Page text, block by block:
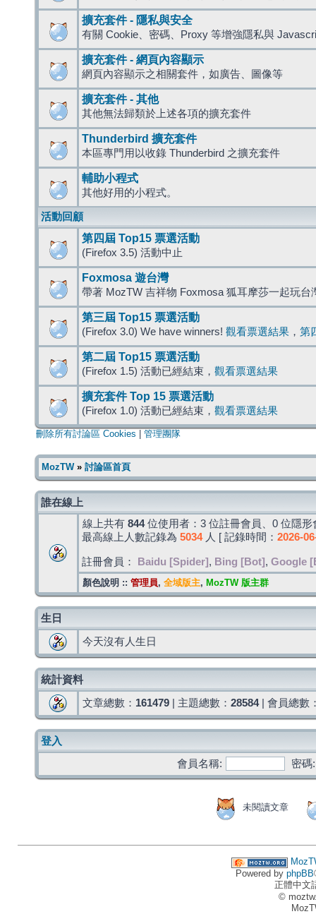
擴充套件 - 隱私與安全
有關 Cookie、密碼、Proxy 等增強隱私與
擴充套件 - 網頁內容顯示
網頁內容顯示之相關套件，如廣告、圖像等
擴充套件 - 其他
其他無法歸類於上述各項的擴充套件
Thunderbird 擴充套件
本區專門用以收錄 Thunderbird 之擴充套件
輔助小程式
其他好用的小程式。
活動回顧
第四屆 Top15 票選活動
(Firefox 3.5) 活動中止
Foxmosa 遊台灣
帶著 MozTW 吉祥物 Foxmosa 狐耳摩莎一起玩台
第三屆 Top15 票選活動
(Firefox 3.0) We have winners! 觀看票選結果 ， 第
第二屆 Top15 票選活動
(Firefox 1.5) 活動已經結束， 觀看票選結果
擴充套件 Top 15 票選活動
(Firefox 1.0) 活動已經結束， 觀看票選結果
刪除所有討論區 Cookies 管理團隊
MozTW» 討論區首頁
誰在線上
線上共有 844位使用者：3 位註冊會員、0 位隱
最高線上人數記錄為 5034人 [ 記錄時間： 2026-
註冊會員： Baidu [Spider] , Bing [Bot] , Google
顏色說明 :: 管理員, 全域版主, MozTW 版主群
生日
今天沒有人生日
統計資料
文章總數： 161479 | 主題總數： 28584| 會員總數
登入
會員名稱:
密碼:
未閱讀文章
Powered by phpBB
正體中文
©